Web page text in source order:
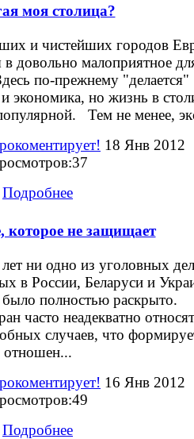
моя столица?
и чистейших городов
в довольно малоприятное
по-прежнему "делается"
экономика, но жизнь в
Тем не менее,
18 Янв 2012
Подробнее
которое не защищает
лет ни одно из уголовных
в России, Беларуси и
полностью раскрыто.
часто неадекватно
случаев, что
отношен...
16 Янв 2012
Подробнее